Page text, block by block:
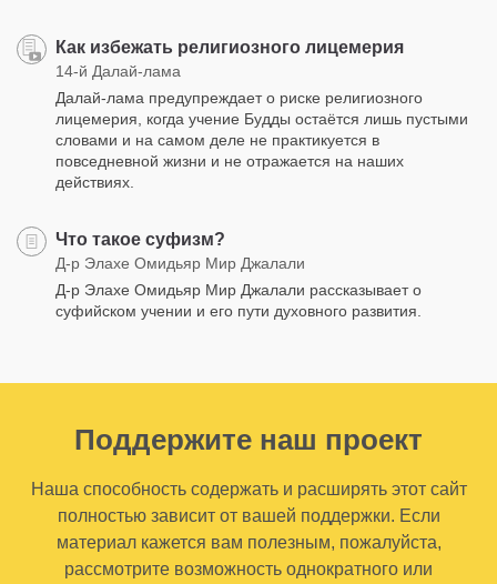
Как избежать религиозного лицемерия
14-й Далай-лама
Далай-лама предупреждает о риске религиозного
лицемерия, когда учение Будды остаётся лишь пустыми
словами и на самом деле не практикуется в
повседневной жизни и не отражается на наших
действиях.
Что такое суфизм?
Д-р Элахе Омидьяр Мир Джалали
Д-р Элахе Омидьяр Мир Джалали рассказывает о
суфийском учении и его пути духовного развития.
Поддержите наш проект
Наша способность содержать и расширять этот сайт
полностью зависит от вашей поддержки. Если
материал кажется вам полезным, пожалуйста,
рассмотрите возможность однократного или